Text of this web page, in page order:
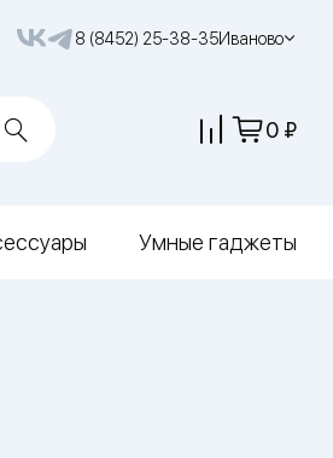
8 (8452) 25-38-35Иваново
0
Умные гаджеты